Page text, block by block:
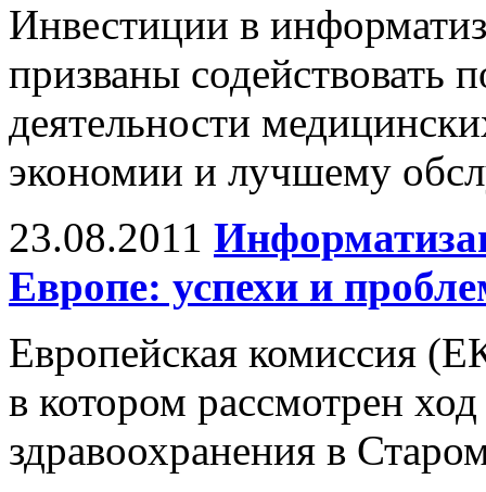
Инвестиции в
призваны
деятельности
экономии и лучшему
23.08.2011
Европе: успехи и
Европейская комиссия
в котором рассмотрен
здравоохранения в